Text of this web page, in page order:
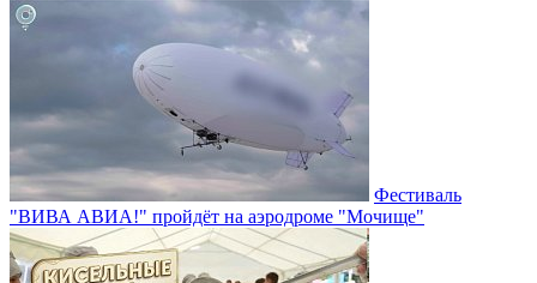
Фестиваль
"ВИВА АВИА!" пройдёт на аэродроме "Мочище"